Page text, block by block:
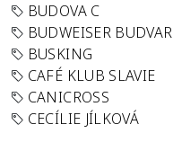
BUDOVA C
BUDWEISER BUDVAR
BUSKING
CAFÉ KLUB SLAVIE
CANICROSS
CECÍLIE JÍLKOVÁ